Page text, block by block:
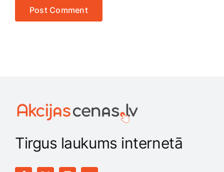
Tirgus laukums internetā